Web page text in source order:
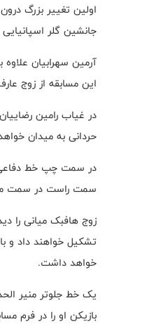
اولین تغییر بزرگ
جانشین گلر
آرمین سهرابیان
این مسابقه از زوج
در غیاب رامین
حردانی به میدان
در سمت چپ خط دفاعی
سمت راست در سمت
زوج هافبک میانی را
تشکیل خواهند داد و
خواهد داشت.
یک خط جلوتر منیر
بازیکن او را در فرم